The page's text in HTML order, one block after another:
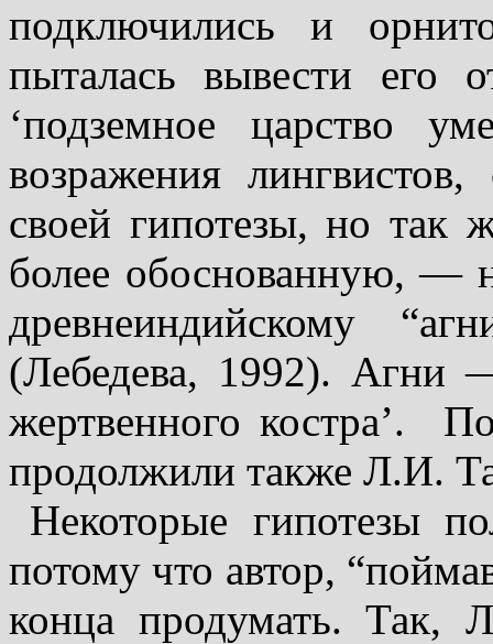
подключились и
пыталась вывести его
‘подземное царство
возражения
своей гипотезы, но так
более обоснованную, —
древнеиндийскому
(Лебедева, 1992). Агни
жертвенного костра’.
продолжили также Л.И.
Некоторые гипотезы
потому что автор,
конца продумать. Так,